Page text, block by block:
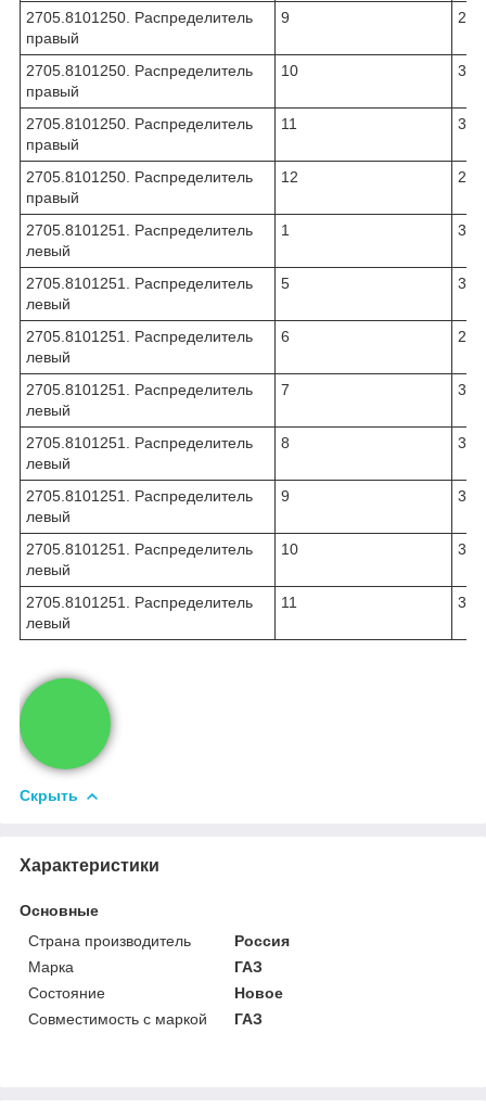
2705.8101250. Распределитель
правый
9
2705.8101250. Распределитель
правый
10
2705.8101250. Распределитель
правый
11
2705.8101250. Распределитель
правый
12
2705.8101251. Распределитель
левый
1
2705.8101251. Распределитель
левый
5
2705.8101251. Распределитель
левый
6
2705.8101251. Распределитель
левый
7
2705.8101251. Распределитель
левый
8
2705.8101251. Распределитель
левый
9
2705.8101251. Распределитель
левый
10
2705.8101251. Распределитель
левый
11
phone
Скрыть
Характеристики
Основные
Страна производитель
Россия
Марка
ГАЗ
Состояние
Новое
Совместимость с маркой
ГАЗ